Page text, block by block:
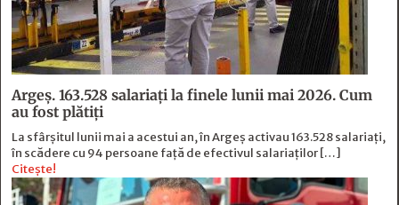
Argeș. 163.528 salariați la finele lunii mai 2026. Cum
au fost plătiți
La sfârșitul lunii mai a acestui an, în Argeş activau 163.528 salariați,
în scădere cu 94 persoane faţă de efectivul salariaţilor […]
Citește!